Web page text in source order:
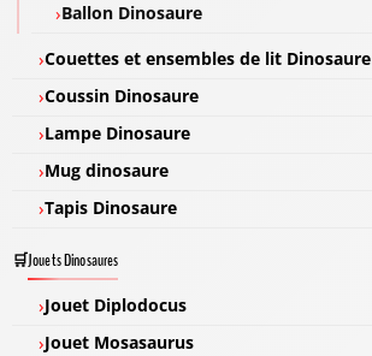
Ballon Dinosaure
Couettes et ensembles de lit Dinosaure
Coussin Dinosaure
Lampe Dinosaure
Mug dinosaure
Tapis Dinosaure
Jouets Dinosaures
Jouet Diplodocus
Jouet Mosasaurus